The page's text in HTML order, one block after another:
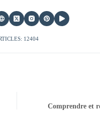
12404
Comprendre et